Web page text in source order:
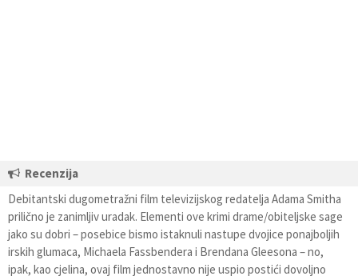
Recenzija
Debitantski dugometražni film televizijskog redatelja Adama Smitha
prilično je zanimljiv uradak. Elementi ove krimi drame/obiteljske sage
jako su dobri – posebice bismo istaknuli nastupe dvojice ponajboljih
irskih glumaca, Michaela Fassbendera i Brendana Gleesona – no,
ipak, kao cjelina, ovaj film jednostavno nije uspio postići dovoljno